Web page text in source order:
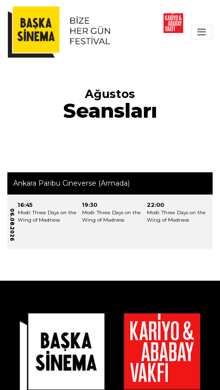
Ağustos
Seansları
Ankara Paribu Cineverse (Armada)
06.08.2026
16:45
Modi: Three Days on the
Wing of Madness
19:30
Modi: Three Days on the
Wing of Madness
22:00
Modi: Three Days on the
Wing of Madness